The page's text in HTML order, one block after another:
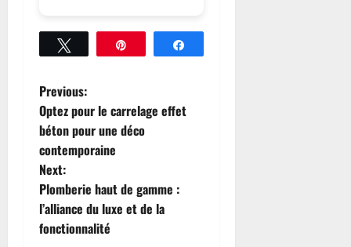
Tweetez
P
o
s
t
n
Previous:
Optez pour le carrelage effet
béton pour une déco
contemporaine
Next:
Plomberie haut de gamme :
l’alliance du luxe et de la
fonctionnalité